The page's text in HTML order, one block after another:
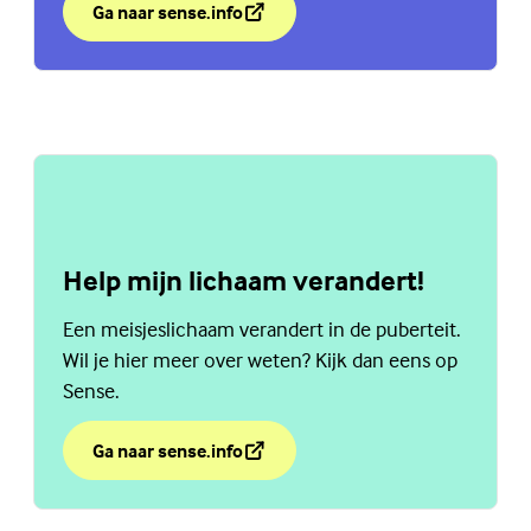
Ga naar sense.info
over Vragen over zwangerschap?
(Externe link)
Help mijn lichaam verandert!
Een meisjeslichaam verandert in de puberteit.
Wil je hier meer over weten? Kijk dan eens op
Sense.
Ga naar sense.info
over Help mijn lichaam verandert!
(Externe link)